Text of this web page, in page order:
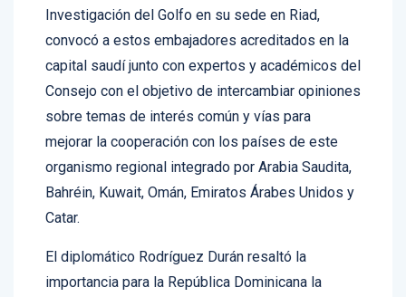
Investigación del Golfo en su sede en Riad,
convocó a estos embajadores acreditados en la
capital saudí junto con expertos y académicos del
Consejo con el objetivo de intercambiar opiniones
sobre temas de interés común y vías para
mejorar la cooperación con los países de este
organismo regional integrado por Arabia Saudita,
Bahréin, Kuwait, Omán, Emiratos Árabes Unidos y
Catar.
El diplomático Rodríguez Durán resaltó la
importancia para la República Dominicana la